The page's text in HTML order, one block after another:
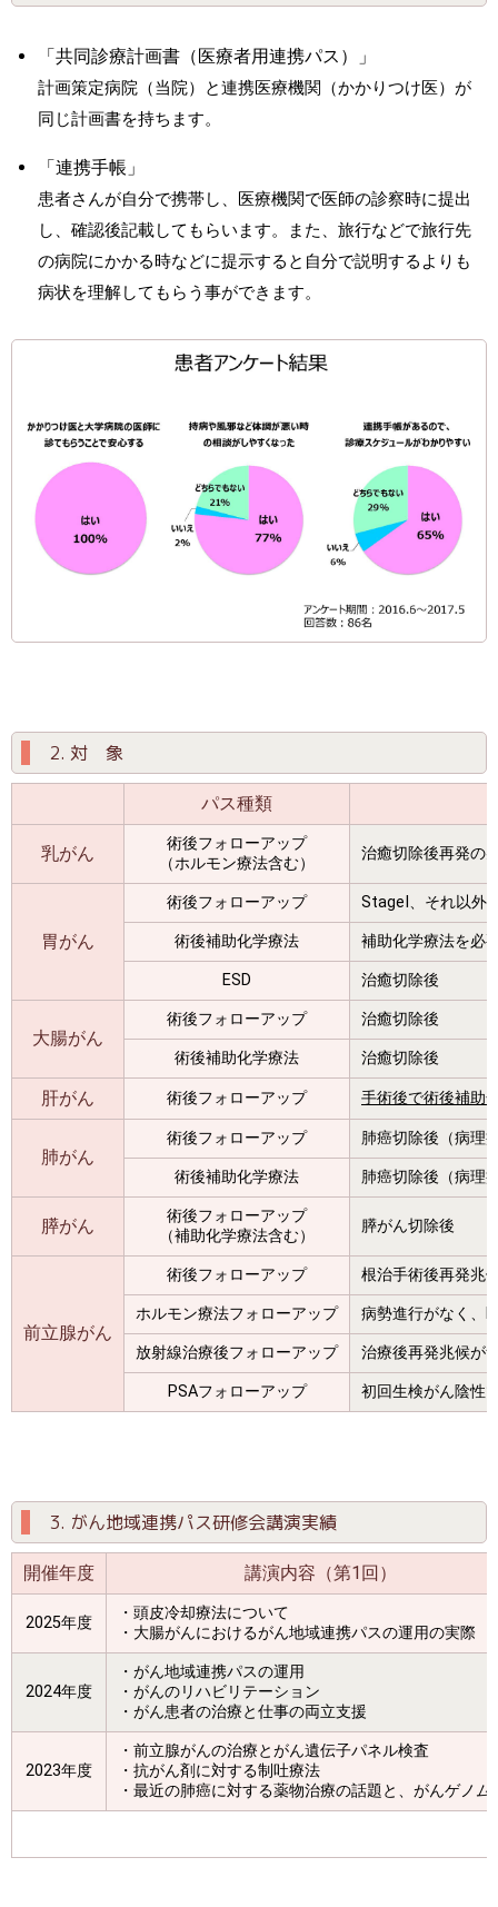
「共同診療計画書（医療者用連携パス）」
計画策定病院（当院）と連携医療機関（かかりつけ医）が
同じ計画書を持ちます。
「連携手帳」
患者さんが自分で携帯し、医療機関で医師の診察時に提出
し、確認後記載してもらいます。また、旅行などで旅行先
の病院にかかる時などに提示すると自分で説明するよりも
病状を理解してもらう事ができます。
2. 対 象
パス種類
乳がん
術後フォローアップ
（ホルモン療法含む）
治癒切除後再発の
胃がん
術後フォローアップ StageI、それ以外
術後補助化学療法 補助化学療法を必
ESD 治癒切除後
大腸がん
術後フォローアップ 治癒切除後
術後補助化学療法 治癒切除後
肝がん 術後フォローアップ 手術後で術後補助
肺がん
術後フォローアップ 肺癌切除後（病理
術後補助化学療法 肺癌切除後（病理
膵がん
術後フォローアップ
（補助化学療法含む）
膵がん切除後
前立腺がん
術後フォローアップ 根治手術後再発兆
ホルモン療法フォローアップ 病勢進行がなく、
放射線治療後フォローアップ 治療後再発兆候が
PSAフォローアップ 初回生検がん陰性
3. がん地域連携パス研修会講演実績
開催年度 講演内容（第1回）
2025年度
・頭皮冷却療法について
・大腸がんにおけるがん地域連携パスの運用の実際
2024年度
・がん地域連携パスの運用
・がんのリハビリテーション
・がん患者の治療と仕事の両立支援
2023年度
・前立腺がんの治療とがん遺伝子パネル検査
・抗がん剤に対する制吐療法
・最近の肺癌に対する薬物治療の話題と、がんゲノム